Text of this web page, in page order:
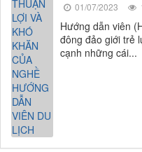
01/07/2023
Hướng dẫn viên
đông đảo giới trẻ
cạnh những cái...